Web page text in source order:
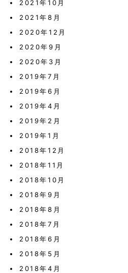
2021年10月
2021年8月
2020年12月
2020年9月
2020年3月
2019年7月
2019年6月
2019年4月
2019年2月
2019年1月
2018年12月
2018年11月
2018年10月
2018年9月
2018年8月
2018年7月
2018年6月
2018年5月
2018年4月